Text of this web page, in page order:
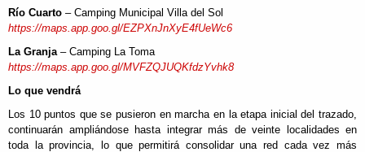
Río Cuarto – Camping Municipal Villa del Sol
https://maps.app.goo.gl/EZPXnJnXyE4fUeWc6
La Granja – Camping La Toma
https://maps.app.goo.gl/MVFZQJUQKfdzYvhk8
Lo que vendrá
Los 10 puntos que se pusieron en marcha en la etapa inicial del trazado,
continuarán ampliándose hasta integrar más de veinte localidades en
toda la provincia, lo que permitirá consolidar una red cada vez más